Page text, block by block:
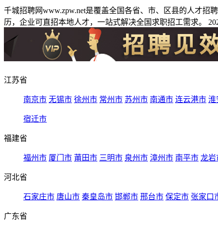
千城招聘网www.zpw.net是覆盖全国各省、市、区县的人才
历，企业可直招本地人才，一站式解决全国求职招工需求。
江苏省
南京市 无锡市 徐州市 常州市 苏州市 南通市 连云港市 淮
宿迁市
福建省
福州市 厦门市 莆田市 三明市 泉州市 漳州市 南平市 龙岩
河北省
石家庄市 唐山市 秦皇岛市 邯郸市 邢台市 保定市 张家口
广东省